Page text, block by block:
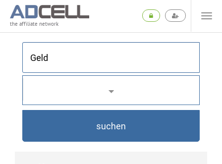
the affiliate network
suchen